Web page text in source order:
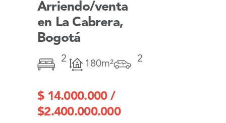
Arriendo/venta
en La Cabrera,
Bogotá
2 180m² 2
$ 14.000.000 /
$2.400.000.000